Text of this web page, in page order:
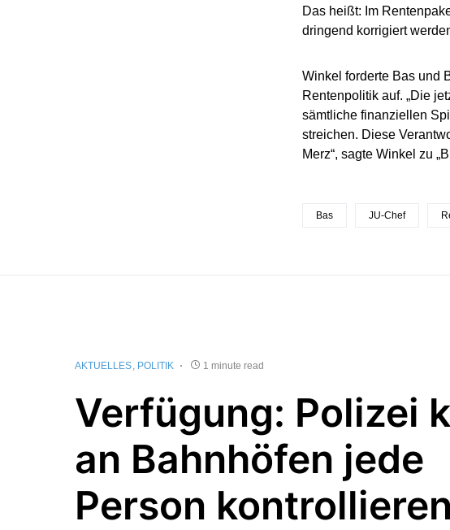
Das heißt: Im
dringend korrigiert
Winkel forderte Bas und
Rentenpolitik auf. „Die
sämtliche finanziellen
streichen. Diese
Merz“, sagte Winkel zu
Bas JU-Chef
AKTUELLES POLITIK 1 minute read
Verfügung: Polizei
an Bahnhöfen jede
Person kontrollieren